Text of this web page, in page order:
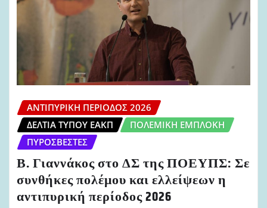
ΑΝΤΙΠΥΡΙΚΉ ΠΕΡΊΟΔΟΣ 2026
ΔΕΛΤΊΑ ΤΎΠΟΥ ΕΑΚΠ
ΠΟΛΕΜΙΚΉ ΕΜΠΛΟΚΉ
ΠΥΡΟΣΒΈΣΤΕΣ
Β. Γιαννάκος στο ΔΣ της ΠΟΕΥΠΣ: Σε
συνθήκες πολέμου και ελλείψεων η
αντιπυρική περίοδος 2026